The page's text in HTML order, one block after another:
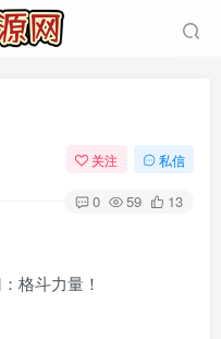
关注 私信
0 59 13
格斗力量！